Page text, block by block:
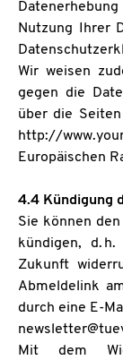
Nutzung Ihrer
Wir weisen
gegen die
über die
http://
Europäischen
4.4 Kündigung
Sie können
kündigen, d.
Zukunft
Abmeldelink
durch eine E-
Mit dem